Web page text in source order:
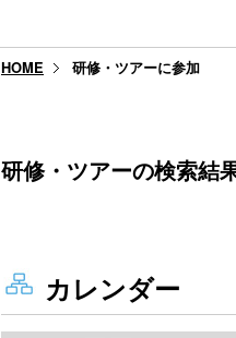
HOME 研修・ツアーに参加
研修・ツアーの検索結
カレンダー